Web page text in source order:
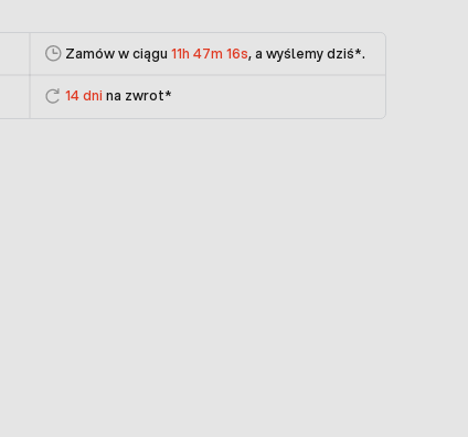
Zamów w ciągu 11h 47m 16s, a wyślemy dziś*.
14 dni na zwrot*